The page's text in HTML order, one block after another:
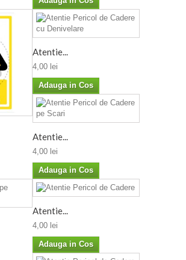
Atentie...
4,00 lei
Adauga in Cos
Atentie...
4,00 lei
Adauga in Cos
Atentie...
4,00 lei
Adauga in Cos